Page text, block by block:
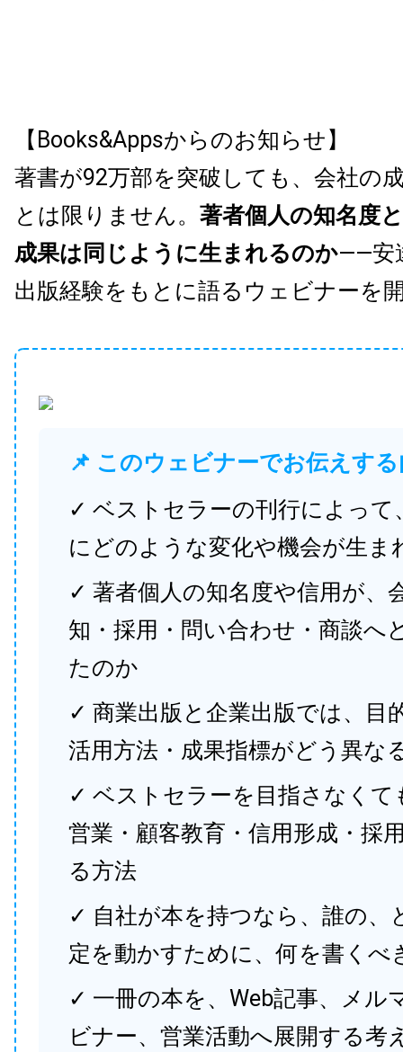
【Books&Appsからのお知らせ】
著書が92万部を突破しても、会社の
とは限りません。 著者個人の知名度
成果は同じように生まれるのか——安
出版経験をもとに語るウェビナーを
📌 このウェビナーでお伝えす
✓ ベストセラーの刊行によって
にどのような変化や機会が生ま
✓ 著者個人の知名度や信用が、
知・採用・問い合わせ・商談へ
たのか
✓ 商業出版と企業出版では、目
活用方法・成果指標がどう異な
✓ ベストセラーを目指さなくて
営業・顧客教育・信用形成・採
る方法
✓ 自社が本を持つなら、誰の、
定を動かすために、何を書くべ
✓ 一冊の本を、Web記事、メル
ビナー、営業活動へ展開する考